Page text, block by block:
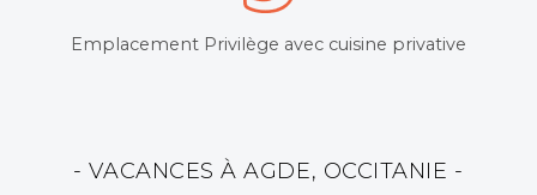
Emplacement Privilège avec cuisine privative
- VACANCES À AGDE, OCCITANIE -